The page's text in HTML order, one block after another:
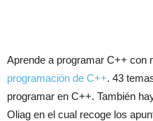
Aprende a programar C++ con
programación de C++. 43
programar en C++. También
Oliag en el cual recoge los